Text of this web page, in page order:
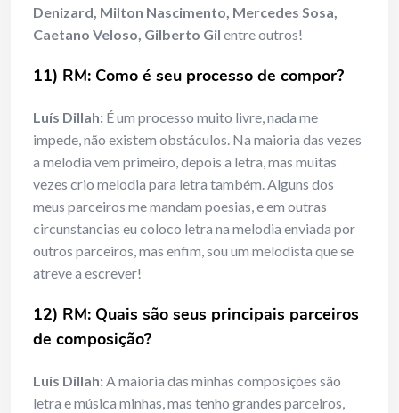
Denizard, Milton Nascimento, Mercedes Sosa,
Caetano Veloso, Gilberto Gil entre outros!
11) RM: Como é seu processo de compor?
Luís Dillah: É um processo muito livre, nada me
impede, não existem obstáculos. Na maioria das vezes
a melodia vem primeiro, depois a letra, mas muitas
vezes crio melodia para letra também. Alguns dos
meus parceiros me mandam poesias, e em outras
circunstancias eu coloco letra na melodia enviada por
outros parceiros, mas enfim, sou um melodista que se
atreve a escrever!
12) RM: Quais são seus principais parceiros
de composição?
Luís Dillah:A maioria das minhas composições são
letra e música minhas, mas tenho grandes parceiros,